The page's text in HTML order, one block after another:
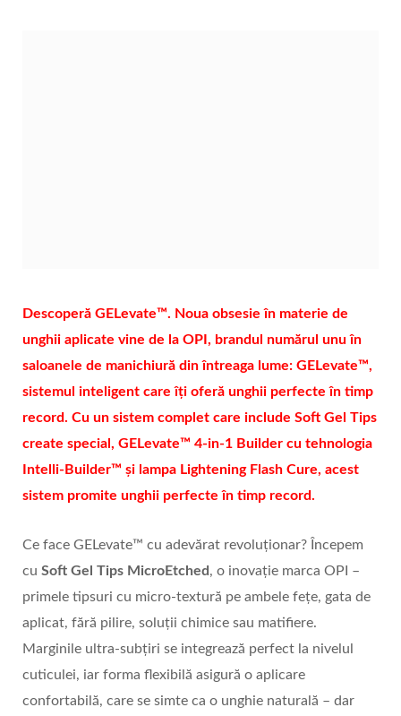
Descoperă GELevate™. Noua obsesie în materie de
unghii aplicate vine de la OPI, brandul numărul unu în
saloanele de manichiură din întreaga lume: GELevate™,
sistemul inteligent care îți oferă unghii perfecte în timp
record. Cu un sistem complet care include Soft Gel Tips
create special, GELevate™ 4-in-1 Builder cu tehnologia
Intelli-Builder™ și lampa Lightening Flash Cure, acest
sistem promite unghii perfecte în timp record.
Ce face GELevate™ cu adevărat revoluționar? Începem
cu Soft Gel Tips MicroEtched, o inovație marca OPI –
primele tipsuri cu micro-textură pe ambele fețe, gata de
aplicat, fără pilire, soluții chimice sau matifiere.
Marginile ultra-subțiri se integrează perfect la nivelul
cuticulei, iar forma flexibilă asigură o aplicare
confortabilă, care se simte ca o unghie naturală – dar